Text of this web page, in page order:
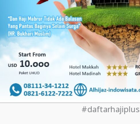
#daftarhajiplus